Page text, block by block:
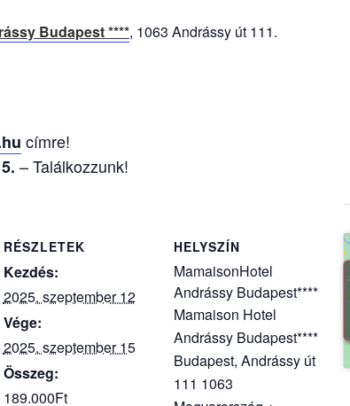
Budapest ****, 1063 Andrássy út 111.
címre!
– Találkozzunk!
RÉSZLETEK
Kezdés:
2025. szeptember 12
Vége:
2025. szeptember 15
Összeg:
189.000Ft
HELYSZÍN
MamaisonHotel
Andrássy Budapest****
Mamaison Hotel
Andrássy Budapest****
Budapest, Andrássy út
111 1063